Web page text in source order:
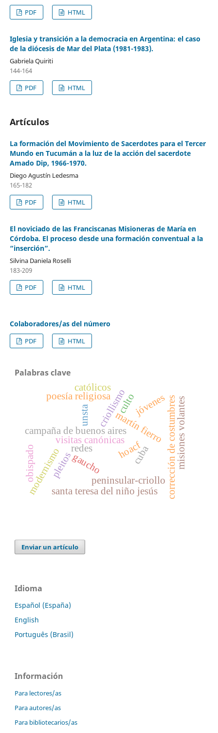
PDF
HTML
Iglesia y transición a la democracia en Argentina: el caso
de la diócesis de Mar del Plata (1981-1983).
Gabriela Quiriti
144-164
PDF
HTML
Artículos
La formación del Movimiento de Sacerdotes para el Tercer
Mundo en Tucumán a la luz de la acción del sacerdote
Amado Dip, 1966-1970.
Diego Agustín Ledesma
165-182
PDF
HTML
El noviciado de las Franciscanas Misioneras de María en
Córdoba. El proceso desde una formación conventual a la
“inserción”.
Silvina Daniela Roselli
183-209
PDF
HTML
Colaboradores/as del número
PDF HTML
Palabras clave
hoacf
campaña de buenos aires
gaucho
criollismomartín fierro corrección de costumbres
pleitos
visitas canónicas misiones volantes
culto
peninsular-criollo
modernismo cuba
obispado
santa teresa del niño jesús
poesía religiosa jóvenes
unsta
redes
católicos
Enviar un artículo
Idioma
Español (España)
English
Português (Brasil)
Información
Para lectores/as
Para autores/as
Para bibliotecarios/as